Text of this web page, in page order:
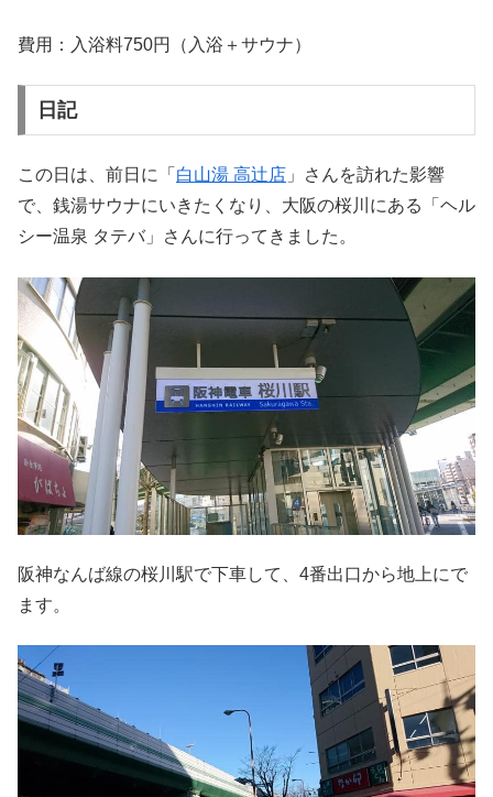
費用：入浴料750円（入浴＋サウナ）
日記
この日は、前日に「 白山湯 高辻店 」さんを訪れた影響
で、銭湯サウナにいきたくなり、大阪の桜川にある「ヘル
シー温泉 タテバ」さんに行ってきました。
阪神なんば線の桜川駅で下車して、4番出口から地上にで
ます。